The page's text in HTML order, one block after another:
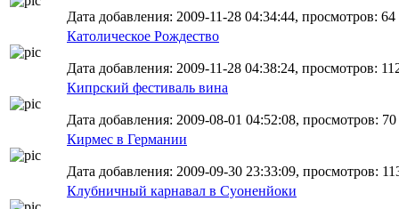
Дата добавления: 2009-11-28 04:34:44, просмотров: 64
Католическое Рождество
Дата добавления: 2009-11-28 04:38:24, просмотров:
Кипрский фестиваль вина
Дата добавления: 2009-08-01 04:52:08, просмотров: 70
Кирмес в Германии
Дата добавления: 2009-09-30 23:33:09, просмотров:
Клубничный карнавал в Суоненйоки